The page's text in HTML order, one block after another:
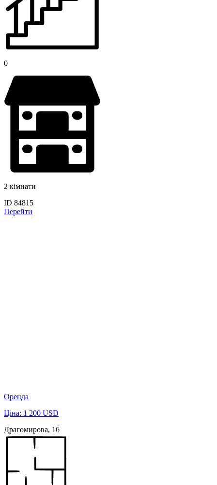
0
2 кімнати
ID 84815
Перейти
Оренда
Ціна: 1 200 USD
Драгомирова, 16